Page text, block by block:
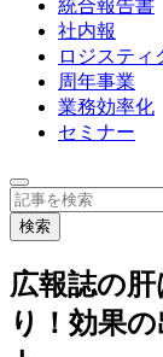
統合報告書
社内報
ロジスティ
周年事業
業務効率化
セミナー
広報誌の
り！効果